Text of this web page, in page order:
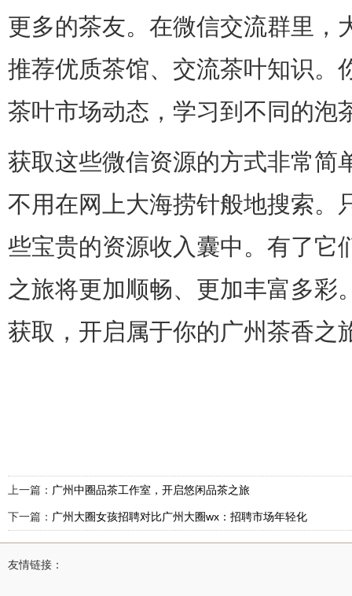
更多的茶友。在微信交流群里，
推荐优质茶馆、交流茶叶知识。
茶叶市场动态，学习到不同的泡
获取这些微信资源的方式非常简
不用在网上大海捞针般地搜索。
些宝贵的资源收入囊中。有了它
之旅将更加顺畅、更加丰富多彩
获取，开启属于你的广州茶香之
上一篇： 广州中圈品茶工作室，开启悠闲品茶之旅
下一篇： 广州大圈女孩招聘对比广州大圈wx：招聘市场年轻化
转型_73
友情链接：